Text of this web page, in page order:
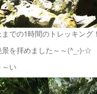
での1時間のトレッキング
を拝めました～～(^_-)-☆
い